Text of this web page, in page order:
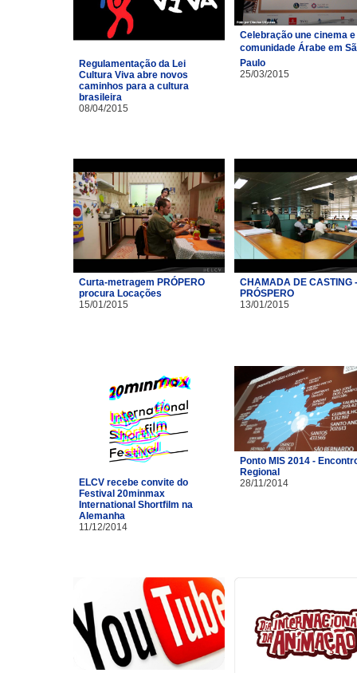
Regulamentação da Lei
Cultura Viva abre novos
caminhos para a cultura
brasileira
08/04/2015
Celebração une cinema e
comunidade Árabe em
Paulo
25/03/2015
Curta-metragem PRÓPERO
procura Locações
15/01/2015
CHAMADA DE CASTING -
PRÓSPERO
13/01/2015
ELCV recebe convite do
Festival 20minmax
International Shortfilm na
Alemanha
11/12/2014
Ponto MIS 2014 -
Regional
28/11/2014